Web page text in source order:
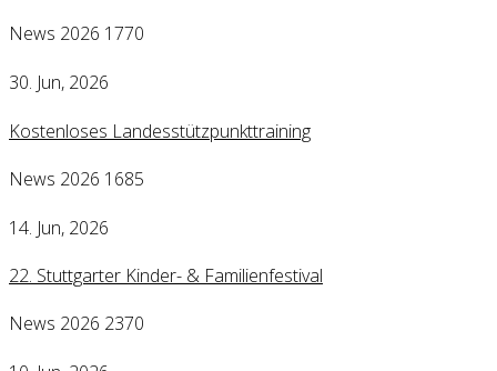
News 2026 1770
30. Jun, 2026
Kostenloses Landesstützpunkttraining
News 2026 1685
14. Jun, 2026
22. Stuttgarter Kinder- & Familienfestival
News 2026 2370